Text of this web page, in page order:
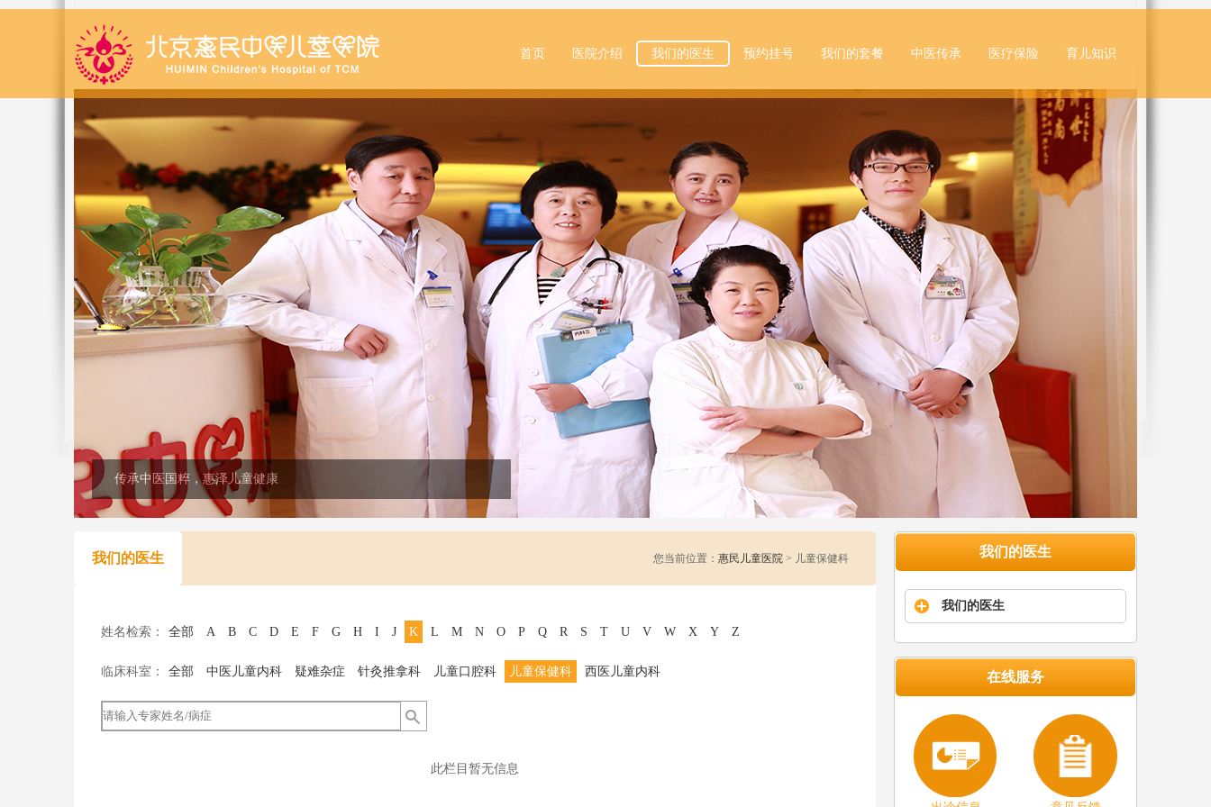
首页 医院介绍 我们的医生 预约挂号 我们的套餐 中医传承 医疗保险 育儿知识
传承中医国粹，惠泽儿童健康
我们的医生
我们的医生
在线服务
我们的医生 您当前位置： 惠民儿童医院 > 儿童保健科
姓名检索： 全部 A B C D E F G H I J K L M N O P Q R S T U V W X Y Z
临床科室： 全部 中医儿童内科 疑难杂症 针灸推拿科 儿童口腔科 儿童保健科 西医儿童内科
此栏目暂无信息